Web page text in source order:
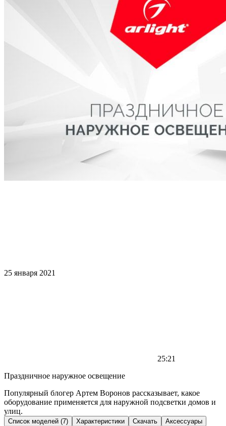
25 января 2021
25:21
Праздничное наружное освещение
Популярный блогер Артем Воронов рассказывает, какое
оборудование применяется для наружной подсветки домов и
улиц.
Список моделей (7) Характеристики Скачать Аксессуары